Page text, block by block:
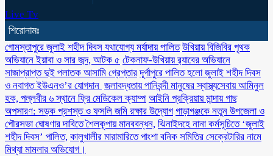
Live Tv
শিরোনামঃ
গোমস্তাপুরে জুলাই শহীদ দিবস যথাযোগ্য মর্যাদায় পালিত উখিয়ায় বিজিবির পৃথক
অভিযানে ইয়াবা ও সার জব্দ, আটক ৫ টেকনাফ-উখিয়ায় র‌্যাবের অভিযানে
সাজাপ্রাপ্ত দুই পলাতক আসামি গ্রেপ্তার ‎দূর্গাপুরে পালিত হলো জুলাই শহীদ দিবস
ও নবাগত ইউএনও’র যোগদান ‎ জলাবদ্ধতায় পানিবন্দী মানুষের স্বাস্থ্যসেবায় আমিনুল
হক, পল্লবীর ৬ স্থানে ফ্রি মেডিকেল ক্যাম্প আইনি প্রক্রিয়ায় মান্দায় গাছ
অপসারণ: সড়ক প্রশস্ত ও ফসলি জমি রক্ষার উদ্যোগ গাড়াগঞ্জকে নতুন উপজেলা ও
পৌরসভা ঘোষণার দাবিতে শৈলকূপায় মানববন্ধন, ঝিনাইদহে নানা কর্মসূচিতে ‘জুলাই
শহীদ দিবস’ পালিত, কালুখালীর মারামারিতে পাংশা বনিক সমিতির সেক্রেটারির নামে
মিথ্যা মামলার অভিযোগ।